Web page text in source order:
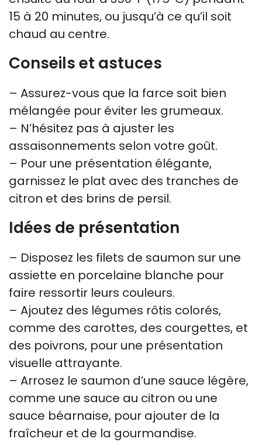
15 à 20 minutes, ou jusqu’à ce qu’il soit
chaud au centre.
Conseils et astuces
– Assurez-vous que la farce soit bien
mélangée pour éviter les grumeaux.
– N’hésitez pas à ajuster les
assaisonnements selon votre goût.
– Pour une présentation élégante,
garnissez le plat avec des tranches de
citron et des brins de persil.
Idées de présentation
– Disposez les filets de saumon sur une
assiette en porcelaine blanche pour
faire ressortir leurs couleurs.
– Ajoutez des légumes rôtis colorés,
comme des carottes, des courgettes, et
des poivrons, pour une présentation
visuelle attrayante.
– Arrosez le saumon d’une sauce légère,
comme une sauce au citron ou une
sauce béarnaise, pour ajouter de la
fraîcheur et de la gourmandise.